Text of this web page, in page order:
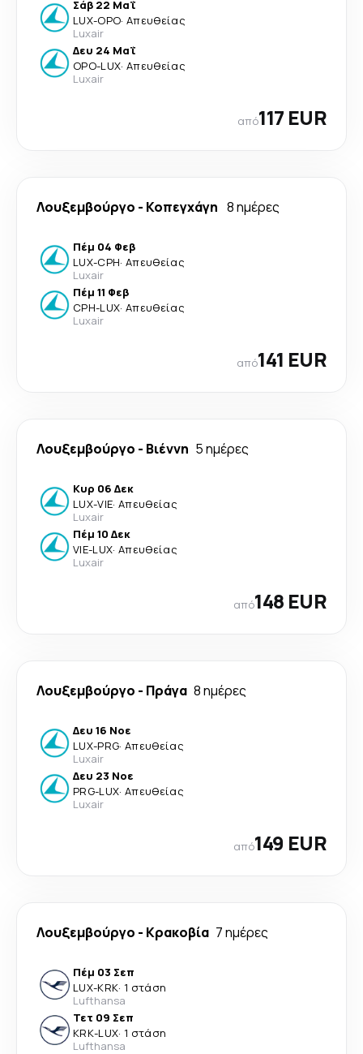
Σάβ 22 Μαΐ
LUX-OPO· Απευθείας
Luxair
Δευ 24 Μαΐ
OPO-LUX· Απευθείας
Luxair
από117 EUR
Λουξεμβούργο - Κοπεγχάγη 8 ημέρες
Πέμ 04 Φεβ
LUX-CPH· Απευθείας
Luxair
Πέμ 11 Φεβ
CPH-LUX· Απευθείας
Luxair
από141 EUR
Λουξεμβούργο - Βιέννη 5 ημέρες
Κυρ 06 Δεκ
LUX-VIE· Απευθείας
Luxair
Πέμ 10 Δεκ
VIE-LUX· Απευθείας
Luxair
από148 EUR
Λουξεμβούργο - Πράγα 8 ημέρες
Δευ 16 Νοε
LUX-PRG· Απευθείας
Luxair
Δευ 23 Νοε
PRG-LUX· Απευθείας
Luxair
από149 EUR
Λουξεμβούργο - Κρακοβία 7 ημέρες
Πέμ 03 Σεπ
LUX-KRK· 1 στάση
Lufthansa
Τετ 09 Σεπ
KRK-LUX· 1 στάση
Lufthansa